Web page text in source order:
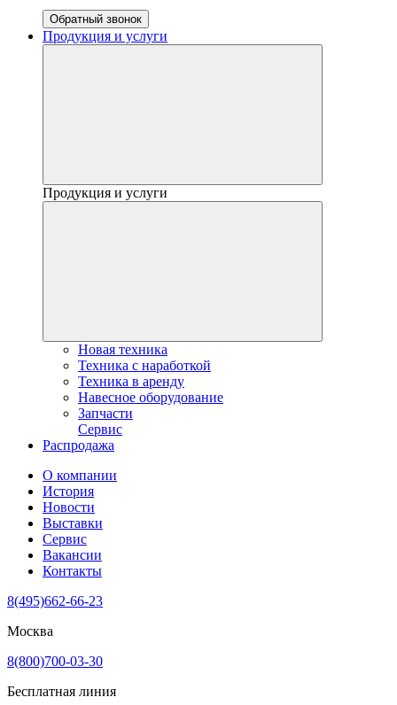
Обратный звонок
Продукция и услуги
Продукция и услуги
Новая техника
Техника с наработкой
Техника в аренду
Навесное оборудование
Запчасти
Сервис
Распродажа
О компании
История
Новости
Выставки
Сервис
Вакансии
Контакты
8(495)662-66-23
Москва
8(800)700-03-30
Бесплатная линия